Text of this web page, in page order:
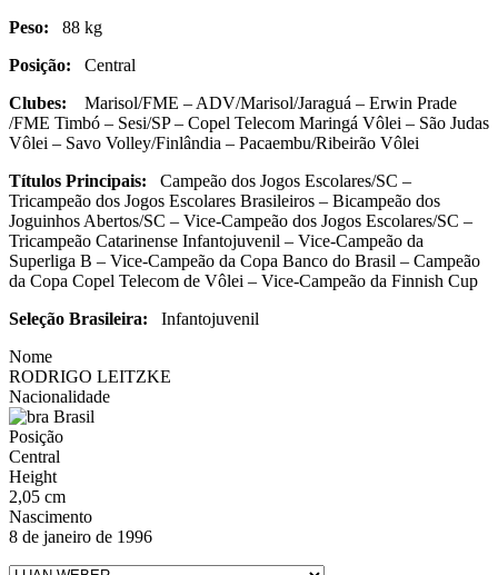
Peso: 88 kg
Posição: Central
Clubes: Marisol/FME – ADV/Marisol/Jaraguá – Erwin Prade
/FME Timbó – Sesi/SP – Copel Telecom Maringá Vôlei – São Judas
Vôlei – Savo Volley/Finlândia – Pacaembu/Ribeirão Vôlei
Títulos Principais: Campeão dos Jogos Escolares/SC –
Tricampeão dos Jogos Escolares Brasileiros – Bicampeão dos
Joguinhos Abertos/SC – Vice-Campeão dos Jogos Escolares/SC –
Tricampeão Catarinense Infantojuvenil – Vice-Campeão da
Superliga B – Vice-Campeão da Copa Banco do Brasil – Campeão
da Copa Copel Telecom de Vôlei – Vice-Campeão da Finnish Cup
Seleção Brasileira: Infantojuvenil
Nome
RODRIGO LEITZKE
Nacionalidade
Brasil
Posição
Central
Height
2,05 cm
Nascimento
8 de janeiro de 1996